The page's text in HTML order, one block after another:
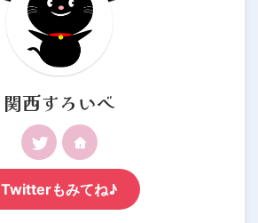
関西すろいべ
Twitterもみてね♪